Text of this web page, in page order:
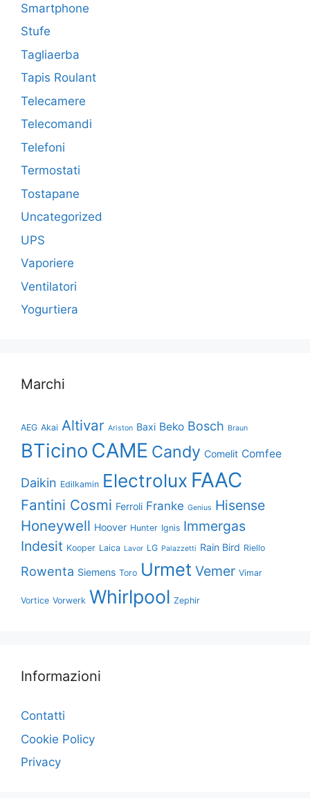
Smartphone
Stufe
Tagliaerba
Tapis Roulant
Telecamere
Telecomandi
Telefoni
Termostati
Tostapane
Uncategorized
UPS
Vaporiere
Ventilatori
Yogurtiera
Marchi
AEG Akai Altivar Ariston Baxi Beko Bosch Braun
BTicino CAME Candy Comelit Comfee
Daikin Edilkamin Electrolux FAAC
Fantini Cosmi Ferroli Franke Genius Hisense
Honeywell Hoover Hunter Ignis Immergas
Indesit Kooper Laica Lavor LG Palazzetti Rain Bird Riello
Rowenta Siemens Toro Urmet Vemer Vimar
Vortice Vorwerk Whirlpool Zephir
Informazioni
Contatti
Cookie Policy
Privacy